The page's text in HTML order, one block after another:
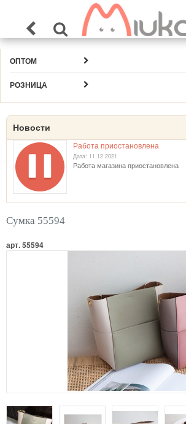
ОПТОМ
РОЗНИЦА
Новости
Работа приостановлена
Дата: 11.12.2021
Работа магазина приостановлена
Сумка 55594
арт. 55594